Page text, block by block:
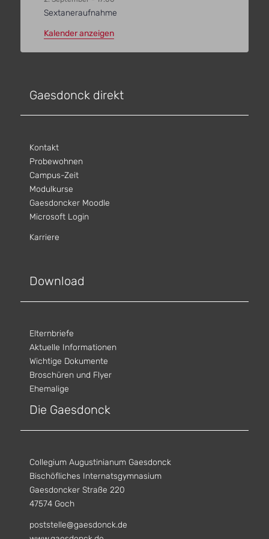
Sextaneraufnahme
Kalender anzeigen
Gaesdonck direkt
Kontakt
Probewohnen
Campus-Zeit
Modulkurse
Gaesdoncker Moodle
Microsoft Login
Karriere
Download
Elternbriefe
Aktuelle Informationen
Wichtige Dokumente
Broschüren und Flyer
Ehemalige
Die Gaesdonck
Collegium Augustinianum Gaesdonck
Bischöfliches Internatsgymnasium
Gaesdoncker Straße 220
47574 Goch
poststelle@gaesdonck.de